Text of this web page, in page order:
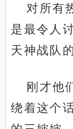
对所有
是最令人
天神战队
刚才他
绕着这个